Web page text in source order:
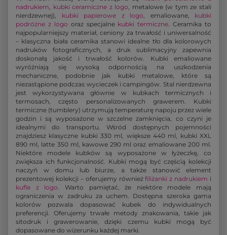
nadrukiem, kubki ceramiczne z logo, metalowe (w tym ze stali
nierdzewnej), kubki papierowe z logo, emaliowane, kubki
podróżne z logo oraz specjalne kubki termiczne. Ceramika to
najpopularniejszy materiał, ceniony za trwałość i uniwersalność
– klasyczna biała ceramika stanowi idealne tło dla kolorowych
nadruków fotograficznych, a druk sublimacyjny zapewnia
doskonałą jakość i trwałość kolorów. Kubki emaliowane
wyróżniają się wysoką odpornością na uszkodzenia
mechaniczne, podobnie jak kubki metalowe, które są
niezastąpione podczas wycieczek i campingów. Stal nierdzewna
jest wykorzystywana głównie w kubkach termicznych i
termosach, często personalizowanych grawerem. Kubki
termiczne (tumblery) utrzymują temperaturę napoju przez wiele
godzin i są wyposażone w szczelne zamknięcia, co czyni je
idealnymi do transportu. Wśród dostępnych pojemności
znajdziesz klasyczne kubki 330 ml, większe 440 ml, kubki XXL
890 ml, latte 350 ml, kawowe 290 ml oraz emaliowane 200 ml.
Niektóre modele kubków są wyposażone w łyżeczkę, co
zwiększa ich funkcjonalność. Kubki mogą być częścią kolekcji
naczyń w domu lub biurze, a także stanowić element
prezentowej kolekcji – oferujemy równieżfiliżanki z nadrukiem i
kufle z logo. Warto pamiętać, że niektóre modele mają
ograniczenia w zadruku za uchem. Dostępna szeroka gama
kolorów pozwala dopasować kubek do indywidualnych
preferencji. Oferujemy trwałe metody znakowania, takie jak
sitodruk i grawerowanie, dzięki czemu kubki mogą być
dopasowane do wizerunku każdej marki.